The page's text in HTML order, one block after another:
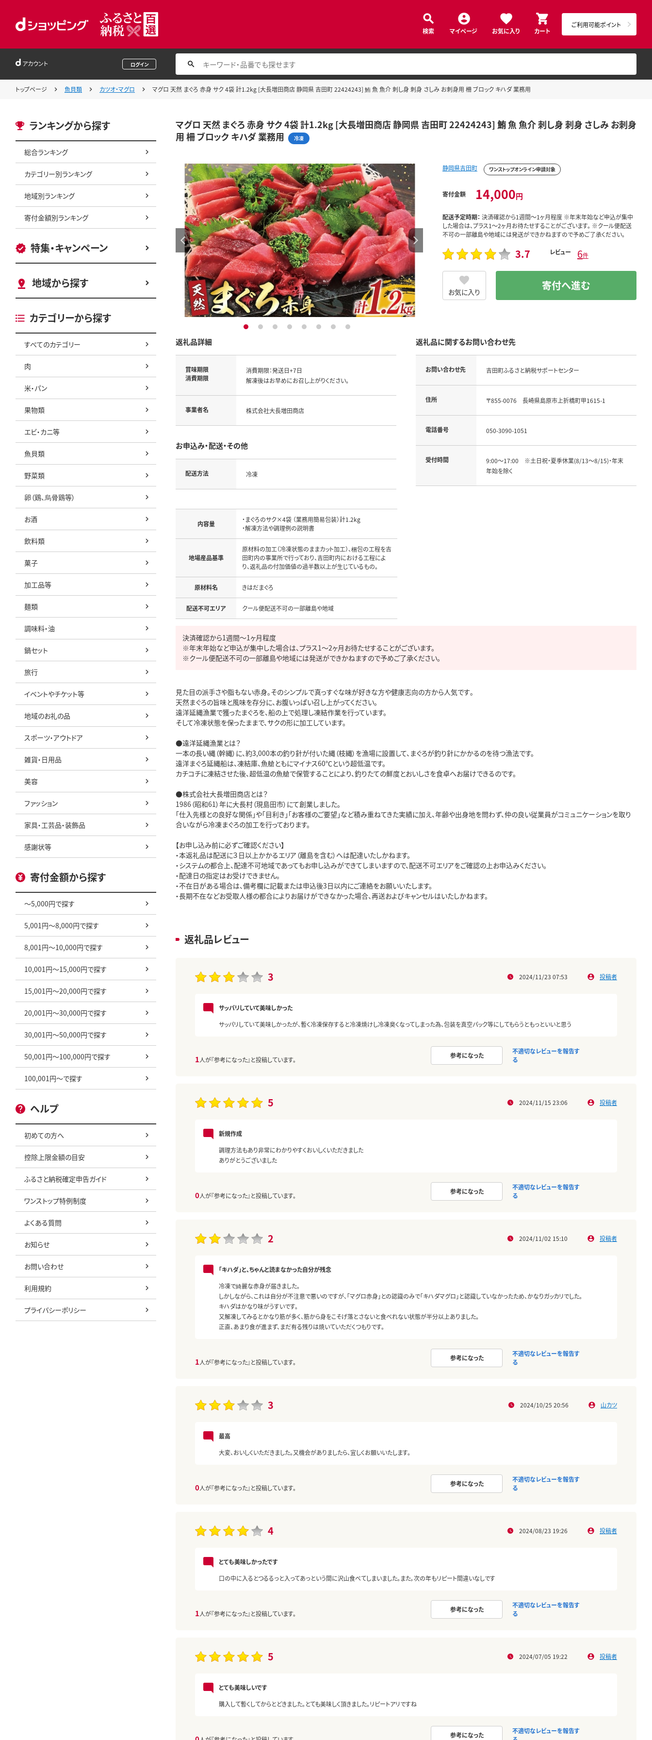
検索 マイページ お気に入り カート
ご利用可能ポイント
アカウント ログイン
トップページ 魚貝類 カツオ・マグロ マグロ 天然 まぐろ 赤身 サク 4袋 計1.2kg [大長増田商店 静岡県 吉田町 22424243] 鮪 魚 魚介 刺し身 刺身 さしみ お刺身用 柵 ブロック キハダ 業務用
ランキングから探す
総合ランキング
カテゴリー別ランキング
地域別ランキング
寄付金額別ランキング
特集・キャンペーン
地域から探す
カテゴリーから探す
すべてのカテゴリー
肉
米・パン
果物類
エビ・カニ等
魚貝類
野菜類
卵（鶏、烏骨鶏等）
お酒
飲料類
菓子
加工品等
麺類
調味料・油
鍋セット
旅行
イベントやチケット等
地域のお礼の品
スポーツ・アウトドア
雑貨・日用品
美容
ファッション
家具・工芸品・装飾品
感謝状等
寄付金額から探す
～5,000円で探す
5,001円～8,000円で探す
8,001円～10,000円で探す
10,001円～15,000円で探す
15,001円～20,000円で探す
20,001円～30,000円で探す
30,001円～50,000円で探す
50,001円～100,000円で探す
100,001円～で探す
ヘルプ
初めての方へ
控除上限金額の目安
ふるさと納税確定申告ガイド
ワンストップ特例制度
よくある質問
お知らせ
お問い合わせ
利用規約
プライバシーポリシー
マグロ 天然 まぐろ 赤身 サク 4袋 計1.2kg [大長増田商店 静岡県 吉田町 22424243] 鮪 魚 魚介 刺し身 刺身 さしみ お刺身
用 柵 ブロック キハダ 業務用
冷凍
1 2 3 4 5 6 7 8
静岡県吉田町 ワンストップオンライン申請対象
寄付金額 14,000円
配送予定時期： 決済確認から1週間～1ヶ月程度 ※年末年始など申込が集中
した場合は、プラス1～2ヶ月お待たせすることがございます。 ※クール便配送
不可の一部離島や地域には発送ができかねますので予めご了承ください。
3.7 レビュー 6件
お気に入り 寄付へ進む
返礼品詳細
賞味期限
消費期限
消費期限：発送日+7日
解凍後はお早めにお召し上がりください。
事業者名 株式会社大長増田商店
お申込み・配送・その他
配送方法 冷凍
返礼品に関するお問い合わせ先
お問い合わせ先 吉田町ふるさと納税サポートセンター
住所 〒855-0076　長崎県島原市上折橋町甲1615-1
電話番号 050-3090-1051
受付時間
9:00～17:00　※土日祝・夏季休業(8/13～8/15)・年末
年始を除く
内容量
・まぐろのサク×4袋 （業務用簡易包装）計1.2kg
・解凍方法や調理例の説明書
地場産品基準
原材料の加工（冷凍状態のままカット加工）、梱包の工程を吉
田町内の事業所で行っており、吉田町内における工程によ
り、返礼品の付加価値の過半数以上が生じているもの｡
原材料名 きはだまぐろ
配送不可エリア クール便配送不可の一部離島や地域
決済確認から1週間～1ヶ月程度
※年末年始など申込が集中した場合は、プラス1～2ヶ月お待たせすることがございます。
※クール便配送不可の一部離島や地域には発送ができかねますので予めご了承ください。
見た目の派手さや脂もない赤身｡そのシンプルで真っすぐな味が好きな方や健康志向の方から人気です｡
天然まぐろの旨味と風味を存分に、お腹いっぱい召し上がってください。
遠洋延縄漁業で獲ったまぐろを、船の上で処理し凍結作業を行っています。
そして冷凍状態を保ったままで、サクの形に加工しています。
●遠洋延縄漁業とは？
一本の長い縄（幹縄）に、約3,000本の釣り針が付いた縄（枝縄）を漁場に設置して、まぐろが釣り針にかかるのを待つ漁法です。
遠洋まぐろ延縄船は、凍結庫、魚艙ともにマイナス60℃という超低温です。
カチコチに凍結させた後、超低温の魚艙で保管することにより、釣りたての鮮度とおいしさを食卓へお届けできるのです。
●株式会社大長増田商店とは？
1986（昭和61）年に大長村（現島田市）にて創業しました。
「仕入先様との良好な関係」や「目利き」「お客様のご要望」など積み重ねてきた実績に加え、年齢や出身地を問わず、仲の良い従業員がコミュニケーションを取り
合いながら冷凍まぐろの加工を行っております。
【お申し込み前に必ずご確認ください】
・本返礼品は配送に３日以上かかるエリア（離島を含む）へは配達いたしかねます。
・システムの都合上、配達不可地域であってもお申し込みができてしまいますので、配送不可エリアをご確認の上お申込みください。
・配達日の指定はお受けできません。
・不在日がある場合は、備考欄に記載または申込後3日以内にご連絡をお願いいたします。
・長期不在などお受取人様の都合によりお届けができなかった場合、再送およびキャンセルはいたしかねます。
返礼品レビュー
3 2024/11/23 07:53 投稿者
サッパリしていて美味しかった
サッパリしていて美味しかったが、暫く冷凍保存すると冷凍焼けし冷凍臭くなってしまった為、包装を真空パック等にしてもらうともっといいと思う
1人が『参考になった』と投稿しています。
参考になった
不適切なレビューを報告す
る
5 2024/11/15 23:06 投稿者
新規作成
調理方法もあり非常にわかりやすくおいしくいただきました
ありがとうございました
0人が『参考になった』と投稿しています。
参考になった
不適切なレビューを報告す
る
2 2024/11/02 15:10 投稿者
「キハダ」と、ちゃんと読まなかった自分が残念
冷凍で綺麗な赤身が届きました。
しかしながら、これは自分が不注意で悪いのですが、「マグロ赤身」との認識のみで「キハダマグロ」と認識していなかったため、かなりガッカリでした。
キハダはかなり味がうすいです。
又解凍してみるとかなり筋が多く、筋から身をこそげ落とさないと食べれない状態が半分以上ありました。
正直、あまり食が進まず、まだ有る残りは焼いていただくつもりです。
1人が『参考になった』と投稿しています。
参考になった
不適切なレビューを報告す
る
3 2024/10/25 20:56 山カツ
最高
大変、おいしくいただきました。又機会がありましたら、宜しくお願いいたします。
0人が『参考になった』と投稿しています。
参考になった
不適切なレビューを報告す
る
4 2024/08/23 19:26 投稿者
とても美味しかったです
口の中に入るとつるるっと入ってあっという間に沢山食べてしまいました。また，次の年もリピート間違いなしです
1人が『参考になった』と投稿しています。
参考になった
不適切なレビューを報告す
る
5 2024/07/05 19:22 投稿者
とても美味しいです
購入して暫くしてからとどきました。とても美味しく頂きました。リピートアリですね
参考になった
不適切なレビューを報告す